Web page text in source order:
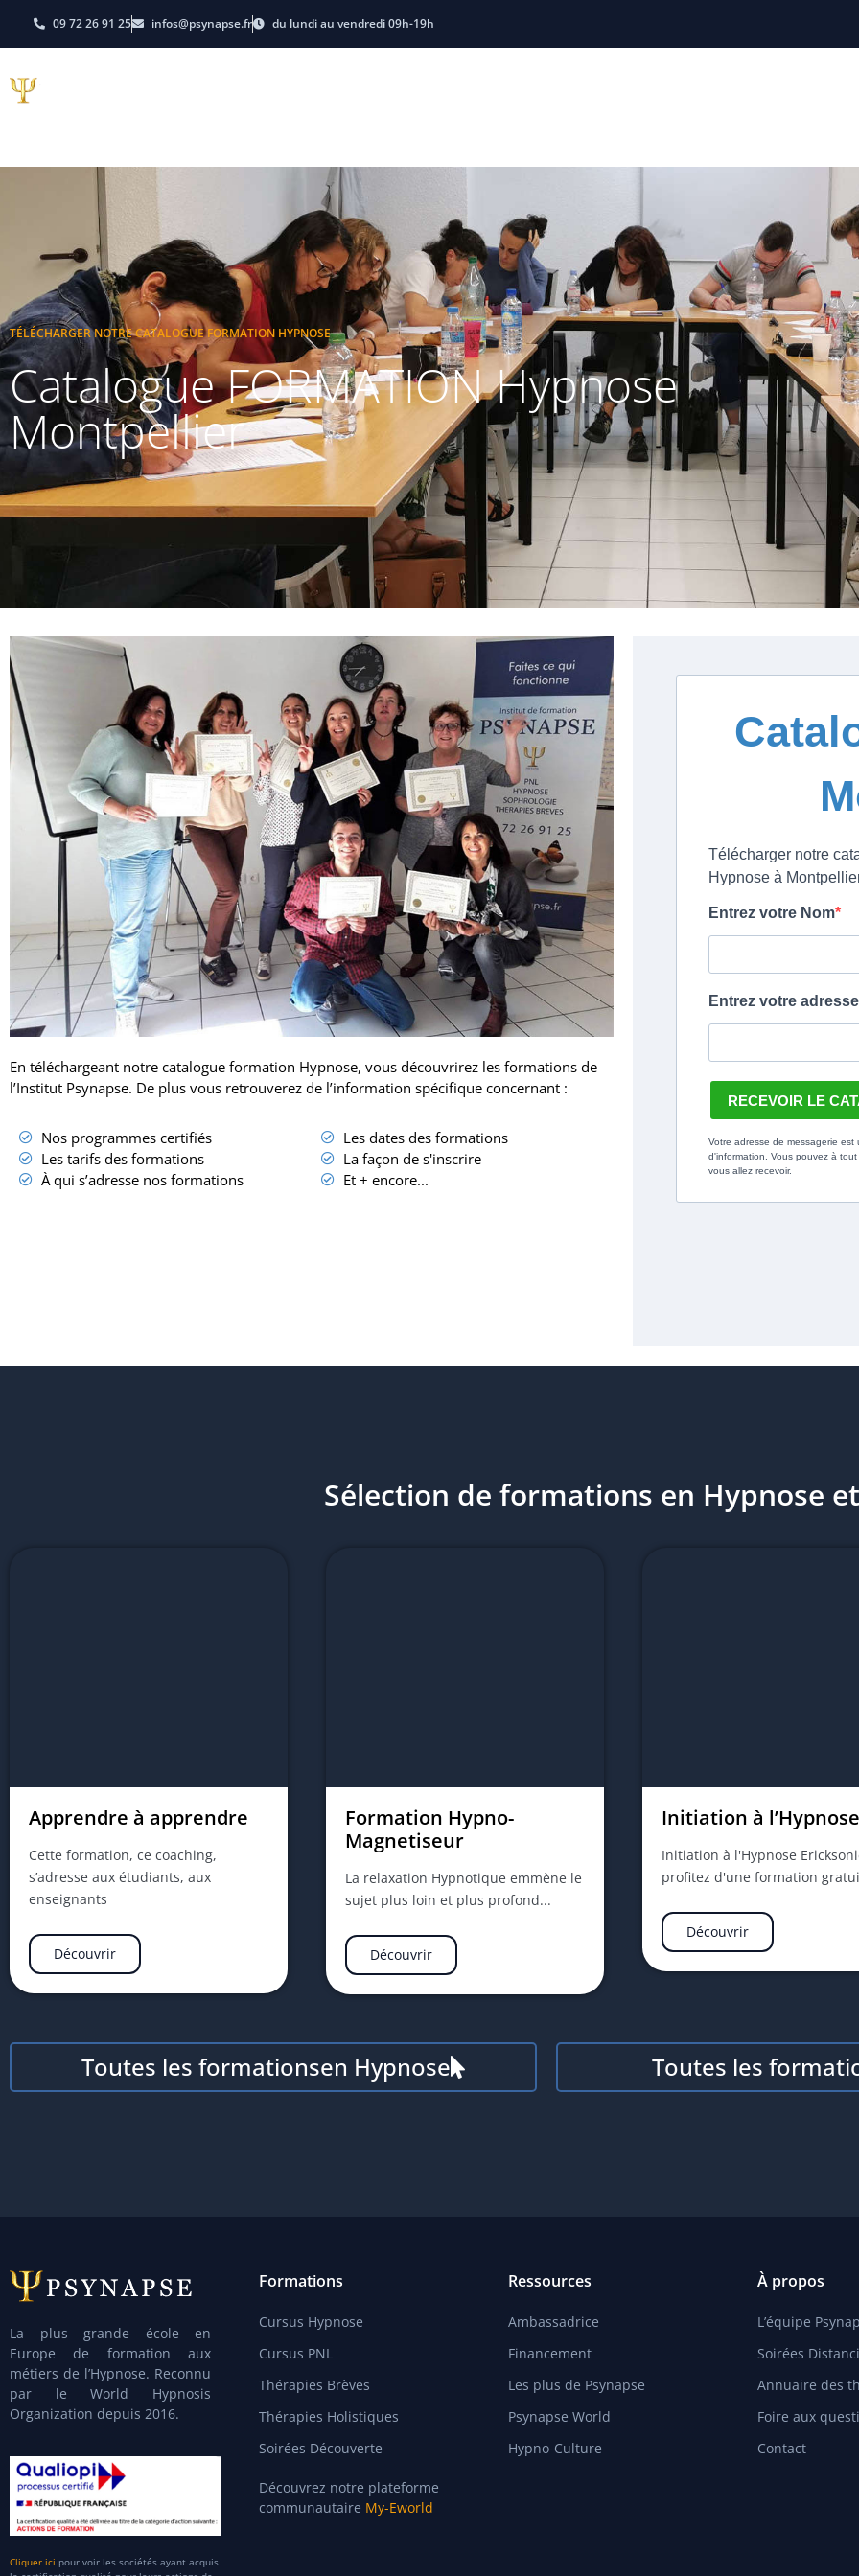
09 72 26 91 25 infos@psynapse.fr du lundi au vendredi 09h-19h
TÉLÉCHARGER NOTRE CATALOGUE FORMATION HYPNOSE
Catalogue FORMATION Hypnose
Montpellier
En téléchargeant notre catalogue formation Hypnose, vous découvrirez les formations de
l’Institut Psynapse. De plus vous retrouverez de l’information spécifique concernant :
Nos programmes certifiés
Les tarifs des formations
À qui s’adresse nos formations
Les dates des formations
La façon de s'inscrire
Et + encore...
Sélection de formations en Hypnose
Apprendre à apprendre
Cette formation, ce coaching,
s’adresse aux étudiants, aux
enseignants
Découvrir
Formation Hypno-
Magnetiseur
La relaxation Hypnotique emmène le
sujet plus loin et plus profond...
Découvrir
Initiation à l’Hypnose
Initiation à l'Hypnose
profitez d'une formation
Découvrir
Toutes les formationsen Hypnose Toutes les
La plus grande école en
Europe de formation aux
métiers de l’Hypnose. Reconnu
par le World Hypnosis
Organization depuis 2016.
Cliquer ici pour voir les sociétés ayant acquis
Formations
Cursus Hypnose
Cursus PNL
Thérapies Brèves
Thérapies Holistiques
Soirées Découverte
Découvrez notre plateforme
communautaire My-Eworld
Ressources
Ambassadrice
Financement
Les plus de Psynapse
Psynapse World
Hypno-Culture
À propos
L’équipe
Soirées
Annuaire des
Foire aux
Contact